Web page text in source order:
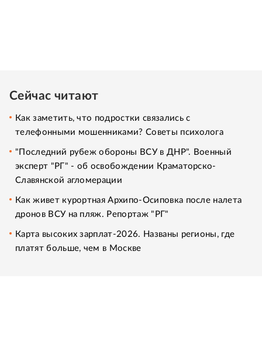
Сейчас читают
Как заметить, что подростки связались с
телефонными мошенниками? Советы психолога
"Последний рубеж обороны ВСУ в ДНР". Военный
эксперт "РГ" - об освобождении Краматорско-
Славянской агломерации
Как живет курортная Архипо-Осиповка после налета
дронов ВСУ на пляж. Репортаж "РГ"
Карта высоких зарплат-2026. Названы регионы, где
платят больше, чем в Москве